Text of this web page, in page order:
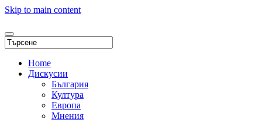
Skip to main content
Home
Дискусии
България
Култура
Европа
Мнения